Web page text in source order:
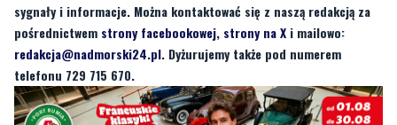
sygnały i informacje. Można kontaktować się z naszą redakcją za
pośrednictwem strony facebookowej, strony na X i mailowo:
redakcja@nadmorski24.pl. Dyżurujemy także pod numerem
telefonu 729 715 670.